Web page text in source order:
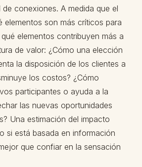
conexiones. A medida que el
elementos son más críticos para
elementos contribuyen más a
de valor: ¿Cómo una elección
la disposición de los clientes a
los costos? ¿Cómo
participantes o ayuda a la
las nuevas oportunidades
Una estimación del impacto
si está basada en información
que confiar en la sensación